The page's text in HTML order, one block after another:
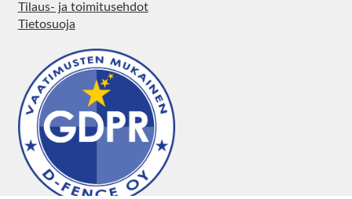
Tilaus- ja toimitusehdot
Tietosuoja